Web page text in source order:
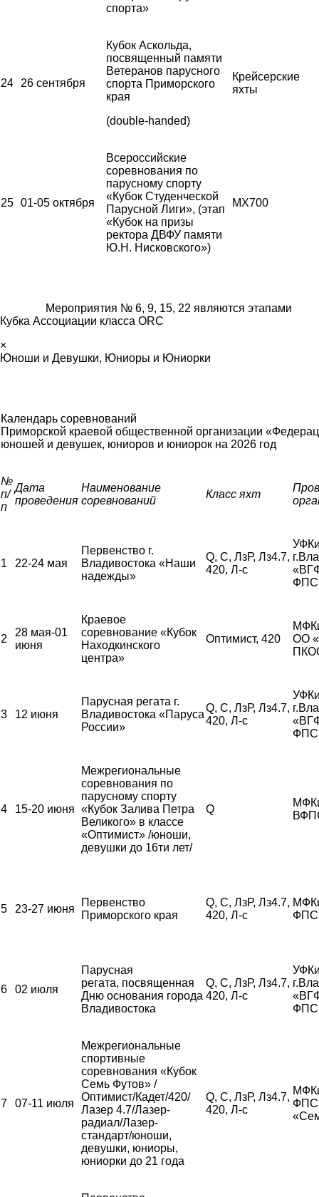
спорта»
24 26 сентября
Кубок Аскольда,
посвященный памяти
Ветеранов парусного
спорта Приморского
края
(double-handed)
Крейсерские
яхты
25 01-05 октября
Всероссийские
соревнования по
парусному спорту
«Кубок Студенческой
Парусной Лиги», (этап
«Кубок на призы
ректора ДВФУ памяти
Ю.Н. Нисковского»)
MX700
Мероприятия № 6, 9, 15, 22 являются этапами
Кубка Ассоциации класса ORC
×
Юноши и Девушки, Юниоры и Юниорки
Календарь соревнований
Приморской краевой общественной организации
юношей и девушек, юниоров и юниорок на 2026 год
№
п/
п
Дата
проведения
Наименование
соревнований
Класс яхт
1 22-24 мая
Первенство г.
Владивостока «Наши
надежды»
Q, С, ЛзР, Лз4.7,
420, Л-с
ФПС
2
28 мая-01
июня
Краевое
соревнование «Кубок
Находкинского
центра»
Оптимист, 420
ОО
3 12 июня
Парусная регата г.
Владивостока «Паруса
России»
Q, С, ЛзР, Лз4.7,
420, Л-с
ФПС
4 15-20 июня
Межрегиональные
соревнования по
парусному спорту
«Кубок Залива Петра
Великого» в классе
«Оптимист» /юноши,
девушки до 16ти лет/
Q
5 23-27 июня
Первенство
Приморского края
Q, С, ЛзР, Лз4.7,
420, Л-с
ФПС
6 02 июля
Парусная
регата, посвященная
Дню основания города
Владивостока
Q, С, ЛзР, Лз4.7,
420, Л-с
ФПС
7 07-11 июля
Межрегиональные
спортивные
соревнования «Кубок
Семь Футов» /
Оптимист/Кадет/420/
Лазер 4.7/Лазер-
радиал/Лазер-
стандарт/юноши,
девушки, юниоры,
юниорки до 21 года
Q, С, ЛзР, Лз4.7,
420, Л-с
ФПС,